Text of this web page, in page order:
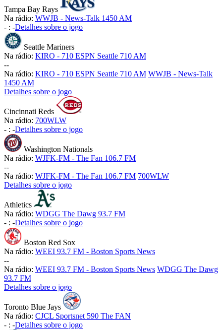
Tampa Bay Rays
Na rádio: WWJB - News-Talk 1450 AM
- : -Detalhes sobre o jogo
Seattle Mariners
Na rádio: KIRO - 710 ESPN Seattle 710 AM
--
Na rádio: KIRO - 710 ESPN Seattle 710 AM WWJB - News-Talk
1450 AM
Detalhes sobre o jogo
Cincinnati Reds
Na rádio: 700WLW
- : -Detalhes sobre o jogo
Washington Nationals
Na rádio: WJFK-FM - The Fan 106.7 FM
--
Na rádio: WJFK-FM - The Fan 106.7 FM 700WLW
Detalhes sobre o jogo
Athletics
Na rádio: WDGG The Dawg 93.7 FM
- : -Detalhes sobre o jogo
Boston Red Sox
Na rádio: WEEI 93.7 FM - Boston Sports News
--
Na rádio: WEEI 93.7 FM - Boston Sports News WDGG The Dawg
93.7 FM
Detalhes sobre o jogo
Toronto Blue Jays
Na rádio: CJCL Sportsnet 590 The FAN
- : -Detalhes sobre o jogo